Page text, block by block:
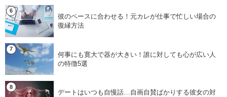
彼のペースに合わせる！元カレが仕事で忙しい場合の
復縁方法
何事にも寛大で器が大きい！誰に対しても心が広い人
の特徴5選
デートはいつも自慢話…自画自賛ばかりする彼女の対